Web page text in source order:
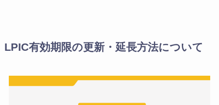
LPIC有効期限の更新・延長方法について